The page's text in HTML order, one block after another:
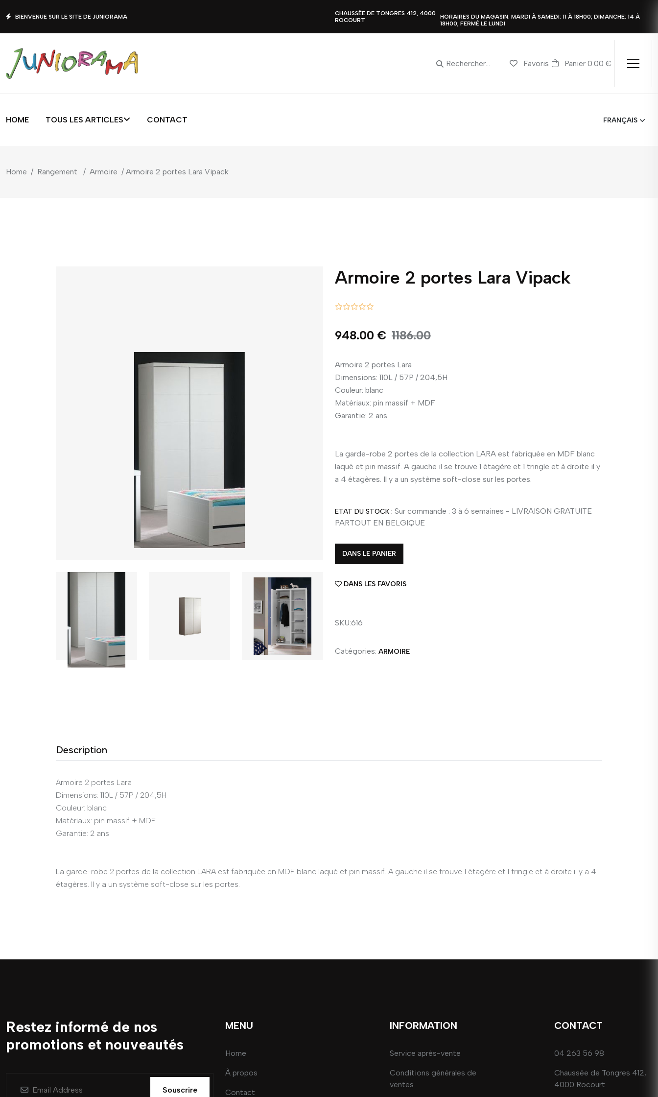
BIENVENUE SUR LE SITE DE JUNIORAMA
CHAUSSÉE DE TONGRES 412, 4000
ROCOURT
HORAIRES DU MAGASIN: MARDI À SAMEDI: 11 À 18H00; DIMANCHE: 14 À
18H00; FERMÉ LE LUNDI
Favoris Panier 0.00 €
HOME TOUS LES ARTICLES CONTACT
Home / Rangement / Armoire / Armoire 2 portes Lara Vipack
Armoire 2 portes Lara Vipack
948.00 € 1186.00
Armoire 2 portes Lara
Dimensions: 110L / 57P / 204,5H
Couleur: blanc
Matériaux: pin massif + MDF
Garantie: 2 ans
La garde-robe 2 portes de la collection LARA est fabriquée en MDF blanc
laqué et pin massif. A gauche il se trouve 1 étagère et 1 tringle et à droite il y
a 4 étagères. Il y a un système soft-close sur les portes.
ETAT DU STOCK : Sur commande : 3 à 6 semaines - LIVRAISON GRATUITE
PARTOUT EN BELGIQUE
DANS LE PANIER
DANS LES FAVORIS
SKU:616
Catégories: ARMOIRE
Description
Armoire 2 portes Lara
Dimensions: 110L / 57P / 204,5H
Couleur: blanc
Matériaux: pin massif + MDF
Garantie: 2 ans
La garde-robe 2 portes de la collection LARA est fabriquée en MDF blanc laqué et pin massif. A gauche il se trouve 1 étagère et 1 tringle et à droite il y a 4
étagères. Il y a un système soft-close sur les portes.
Restez informé de nos
promotions et nouveautés
Souscrire
MENU
Home
À propos
Contact
INFORMATION
Service après-vente
Conditions générales de
ventes
CONTACT
04 263 56 98
Chaussée de Tongres 412,
4000 Rocourt